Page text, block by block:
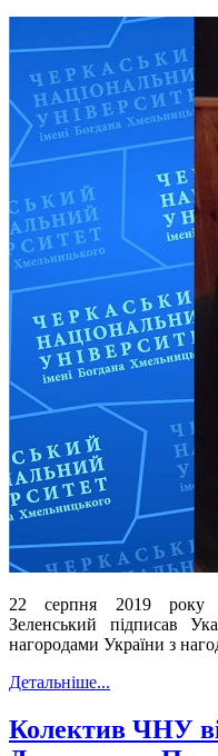
22 серпня 2019 року
Зеленський підписав
нагородами України з
Детальніше...
Колектив ЧНУ